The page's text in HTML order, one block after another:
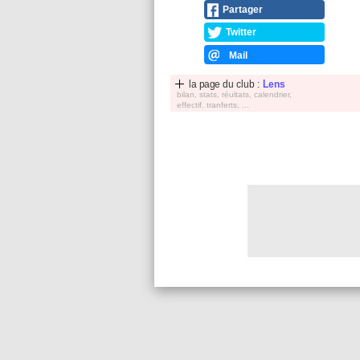
Partager
Twitter
Mail
la page du club : Lens
bilan, stats, réultats, calendrier,
effectif, tranferts, ...